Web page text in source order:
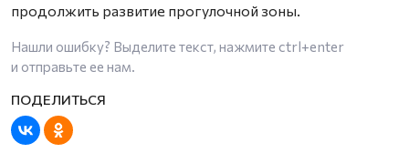
продолжить развитие прогулочной зоны.
Нашли ошибку? Выделите текст, нажмите ctrl+enter
и отправьте ее нам.